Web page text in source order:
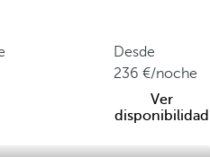
Desde
236
/noche
Ver
disponibilidad